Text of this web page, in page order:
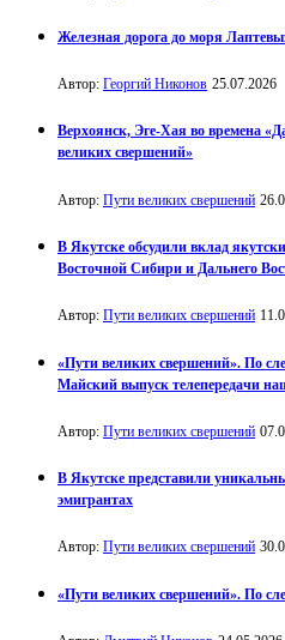
Железная дорога до моря
Автор: Георгий Никонов 25.07.2026
Верхоянск, Эге-Хая во времена
великих свершений»
Автор: Пути великих свершений
В Якутске обсудили вклад
Восточной Сибири и Дальнего
Автор: Пути великих свершений
«Пути великих свершений». По
Майский выпуск телепередачи
Автор: Пути великих свершений
В Якутске представили
эмигрантах
Автор: Пути великих свершений
«Пути великих свершений». По